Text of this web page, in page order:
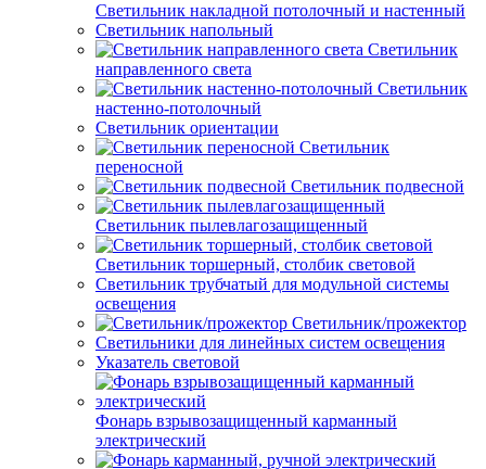
Светильник накладной потолочный и настенный
Светильник напольный
Светильник
направленного света
Светильник
настенно-потолочный
Светильник ориентации
Светильник
переносной
Светильник подвесной
Светильник пылевлагозащищенный
Светильник торшерный, столбик световой
Светильник трубчатый для модульной системы
освещения
Светильник/прожектор
Светильники для линейных систем освещения
Указатель световой
Фонарь взрывозащищенный карманный
электрический